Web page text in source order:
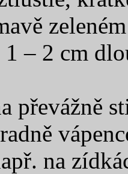
1 – 2 cm
převážně
na